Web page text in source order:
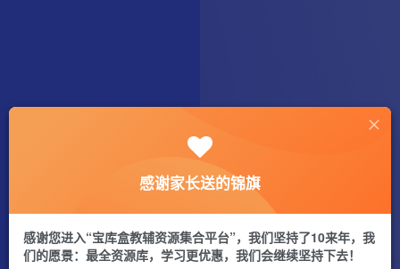
感谢家长送的锦旗
感谢您进入“宝库盒教辅资源集合平台”，我们坚持了10来年，我
们的愿景：最全资源库，学习更优惠，我们会继续坚持下去！